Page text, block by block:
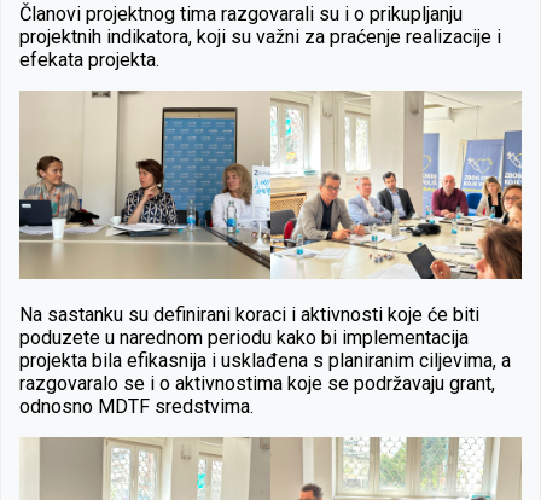
Članovi projektnog tima razgovarali su i o prikupljanju
projektnih indikatora, koji su važni za praćenje realizacije i
efekata projekta.
Na sastanku su definirani koraci i aktivnosti koje će biti
poduzete u narednom periodu kako bi implementacija
projekta bila efikasnija i usklađena s planiranim ciljevima, a
razgovaralo se i o aktivnostima koje se podržavaju grant,
odnosno MDTF sredstvima.